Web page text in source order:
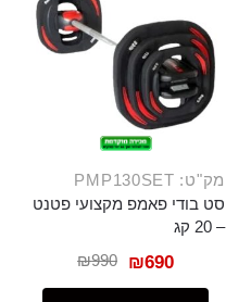
מק"ט: PMP130SET
סט בודי פאמפ מקצועי פטנט
– 20 קג
₪990 ₪690